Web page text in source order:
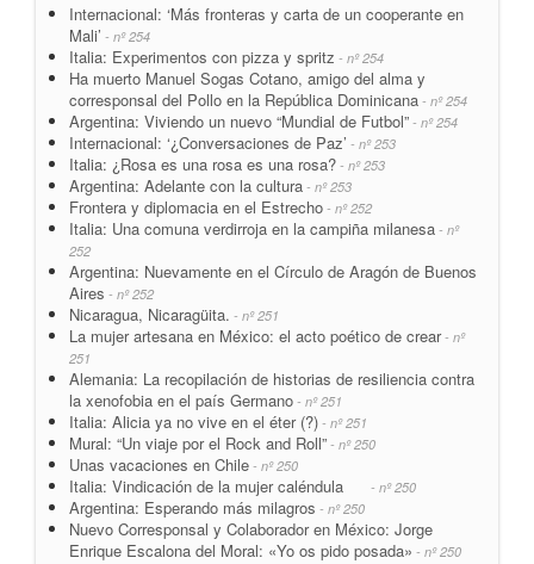
Internacional: ‘Más fronteras y carta de un cooperante en
Mali’ - nº 254
Italia: Experimentos con pizza y spritz - nº 254
Ha muerto Manuel Sogas Cotano, amigo del alma y
corresponsal del Pollo en la República Dominicana - nº 254
Argentina: Viviendo un nuevo “Mundial de Futbol” - nº 254
Internacional: ‘¿Conversaciones de Paz’ - nº 253
Italia: ¿Rosa es una rosa es una rosa? - nº 253
Argentina: Adelante con la cultura - nº 253
Frontera y diplomacia en el Estrecho - nº 252
Italia: Una comuna verdirroja en la campiña milanesa - nº
252
Argentina: Nuevamente en el Círculo de Aragón de Buenos
Aires - nº 252
Nicaragua, Nicaragüita. - nº 251
La mujer artesana en México: el acto poético de crear- nº
251
Alemania: La recopilación de historias de resiliencia contra
la xenofobia en el país Germano - nº 251
Italia: Alicia ya no vive en el éter (?) - nº 251
Mural: “Un viaje por el Rock and Roll” - nº 250
Unas vacaciones en Chile - nº 250
Italia: Vindicación de la mujer caléndula - nº 250
Argentina: Esperando más milagros - nº 250
Nuevo Corresponsal y Colaborador en México: Jorge
Enrique Escalona del Moral: «Yo os pido posada» - nº 250